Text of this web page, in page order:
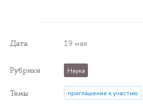
Дата 19 мая
Рубрики Наука
Темы приглашение к участию